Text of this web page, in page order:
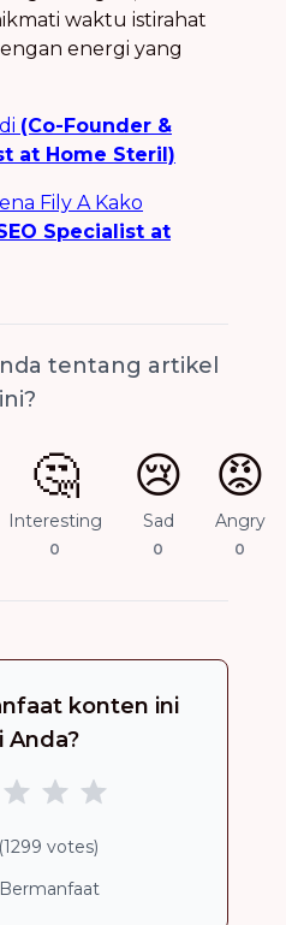
waktu istirahat
energi yang
(Co-Founder &
at Home Steril)
Fily A Kako
Specialist at
tentang artikel
ini?
🤔
Interesting
0
😢
Sad
0
😡
Angry
0
konten ini
Anda?
(1299 votes)